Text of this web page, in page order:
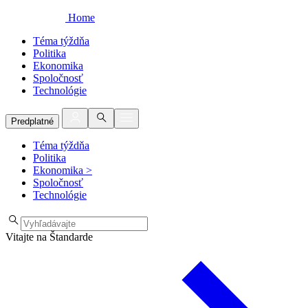
Home
Téma týždňa
Politika
Ekonomika
Spoločnosť
Technológie
Predplatné
Téma týždňa
Politika
Ekonomika >
Spoločnosť
Technológie
Vitajte na Štandarde